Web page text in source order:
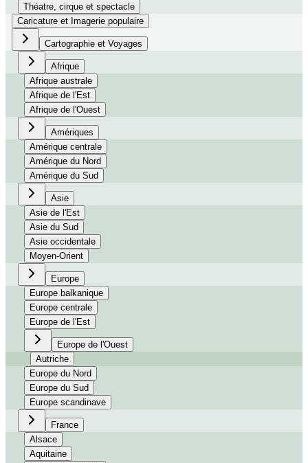
Théatre, cirque et spectacle
Caricature et Imagerie populaire
Cartographie et Voyages
Afrique
Afrique australe
Afrique de l'Est
Afrique de l'Ouest
Amériques
Amérique centrale
Amérique du Nord
Amérique du Sud
Asie
Asie de l'Est
Asie du Sud
Asie occidentale
Moyen-Orient
Europe
Europe balkanique
Europe centrale
Europe de l'Est
Europe de l'Ouest
Autriche
Europe du Nord
Europe du Sud
Europe scandinave
France
Alsace
Aquitaine